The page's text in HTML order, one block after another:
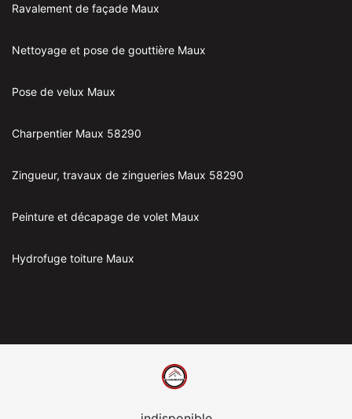
Ravalement de façade Maux
Nettoyage et pose de gouttière Maux
Pose de velux Maux
Charpentier Maux 58290
Zingueur, travaux de zingueries Maux 58290
Peinture et décapage de volet Maux
Hydrofuge toiture Maux